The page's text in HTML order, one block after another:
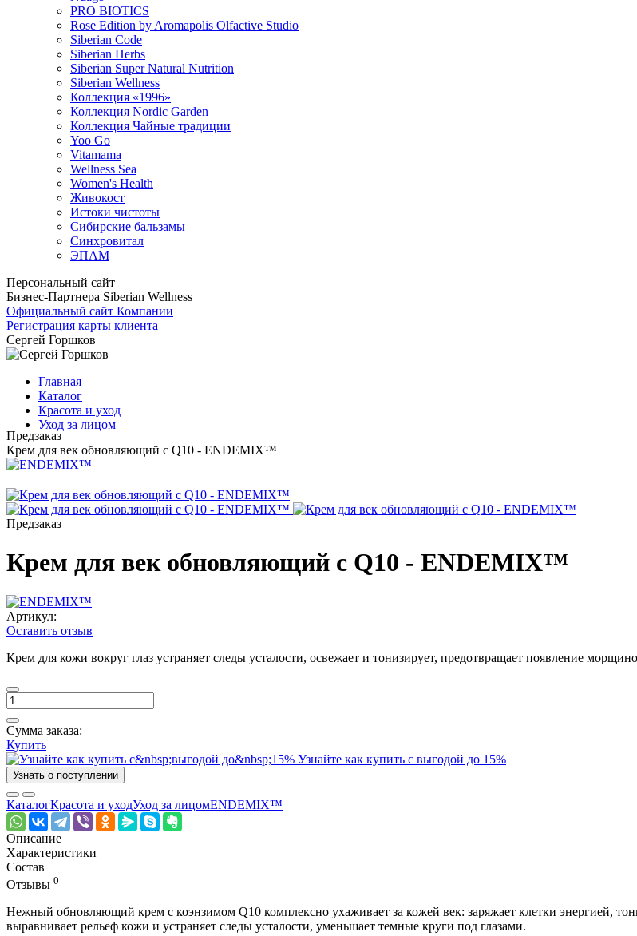
PRO BIOTICS
Rose Edition by Aromapolis Olfactive Studio
Siberian Code
Siberian Herbs
Siberian Super Natural Nutrition
Siberian Wellness
Коллекция «1996»
Коллекция Nordic Garden
Коллекция Чайные традиции
Yoo Go
Vitamama
Wellness Sea
Women's Health
Живокост
Истоки чистоты
Сибирские бальзамы
Синхровитал
ЭПАМ
Персональный сайт
Бизнес-Партнера Siberian Wellness
Официальный сайт Компании
Регистрация карты клиента
Сергей Горшков
Главная
Каталог
Красота и уход
Уход за лицом
Предзаказ
Крем для век обновляющий с Q10 - ENDEMIX™
Предзаказ
Крем для век обновляющий с Q10 - ENDEMIX™
Артикул:
Оставить отзыв
Крем для кожи вокруг глаз устраняет следы усталости, освежает и тонизирует, предотвращает появление
Сумма заказа:
Купить
Узнайте как купить с выгодой до 15%
Узнать о поступлении
КаталогКрасота и уходУход за лицомENDEMIX™
Описание
Характеристики
Состав
Отзывы 0
Нежный обновляющий крем с коэнзимом Q10 комплексно ухаживает за кожей век: заряжает клетки энергией,
выравнивает рельеф кожи и устраняет следы усталости, уменьшает темные круги под глазами.